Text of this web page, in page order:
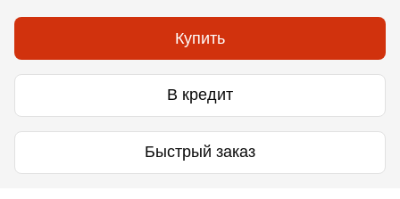
Купить
В кредит
Быстрый заказ